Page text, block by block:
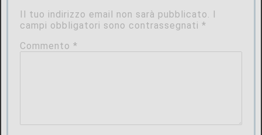
Il tuo indirizzo email non sarà pubblicato. I
campi obbligatori sono contrassegnati*
Commento*